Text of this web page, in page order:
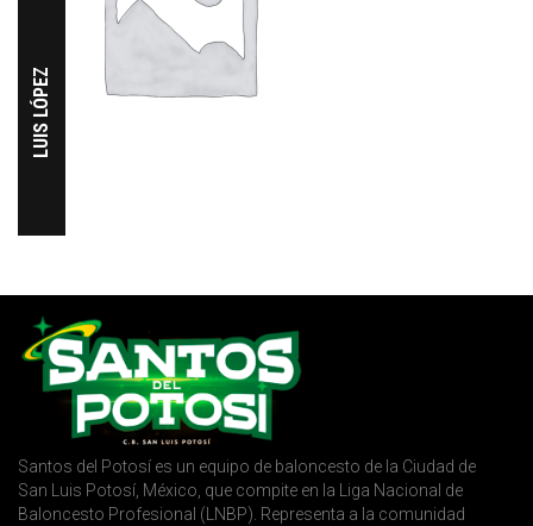
LUIS LÓPEZ
Santos del Potosí es un equipo de baloncesto de la Ciudad de
San Luis Potosí, México, que compite en la Liga Nacional de
Baloncesto Profesional (LNBP). Representa a la comunidad